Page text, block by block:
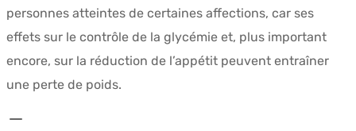
personnes atteintes de certaines affections, car ses
effets sur le contrôle de la glycémie et, plus important
encore, sur la réduction de l’appétit peuvent entraîner
une perte de poids.